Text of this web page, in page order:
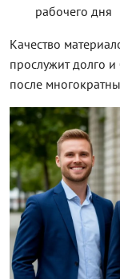
рабочего дня
Качество
прослужит долго и
после